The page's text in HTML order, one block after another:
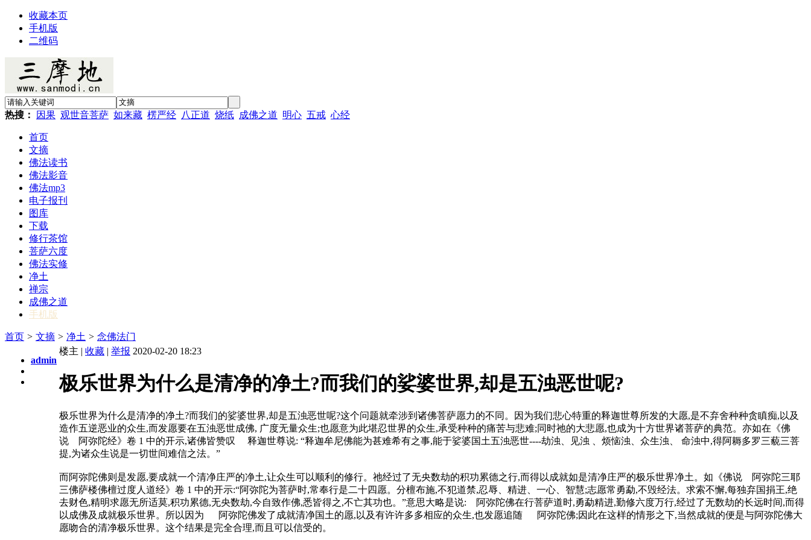
收藏本页
手机版
二维码
热搜： 因果 观世音菩萨 如来藏 楞严经 八正道 烧纸 成佛之道 明心 五戒 心经
首页
文摘
佛法读书
佛法影音
佛法mp3
电子报刊
图库
下载
修行茶馆
菩萨六度
佛法实修
净土
禅宗
成佛之道
手机版
首页 > 文摘 > 净土 > 念佛法门
admin
楼主 | 收藏 | 举报 2020-02-20 18:23
极乐世界为什么是清净的净土?而我们的娑婆世界,却是五浊恶世呢?
极乐世界为什么是清净的净土?而我们的娑婆世界,却是五浊恶世呢?这个问题就牵涉到诸佛菩萨愿力的不同。因为我们悲心特重的释迦世尊所发的大愿,是不弃舍种种贪瞋痴,以及
造作五逆恶业的众生,而发愿要在五浊恶世成佛, 广度无量众生;也愿意为此堪忍世界的众生,承受种种的痛苦与悲难;同时祂的大悲愿,也成为十方世界诸菩萨的典范。亦如在《佛
说 阿弥陀经》卷 1 中的开示,诸佛皆赞叹 释迦世尊说: “释迦牟尼佛能为甚难希有之事,能于娑婆国土五浊恶世----劫浊、见浊 、烦恼浊、众生浊、 命浊中,得阿耨多罗三藐三菩
提,为诸众生说是一切世间难信之法。”
而阿弥陀佛则是发愿,要成就一个清净庄严的净土,让众生可以顺利的修行。祂经过了无央数劫的积功累德之行,而得以成就如是清净庄严的极乐世界净土。如《佛说 阿弥陀三耶
三佛萨楼佛檀过度人道经》卷 1 中的开示:“阿弥陀为菩萨时,常奉行是二十四愿。分檀布施,不犯道禁,忍辱、精进、一心、智慧;志愿常勇勐,不毁经法。求索不懈,每独弃国捐王,绝
去财色,精明求愿无所适莫,积功累德,无央数劫,今自致作佛,悉皆得之,不亡其功也。”意思大略是说: 阿弥陀佛在行菩萨道时,勇勐精进,勤修六度万行,经过了无数劫的长远时间,而得
以成佛及成就极乐世界。所以因为 阿弥陀佛发了成就清净国土的愿,以及有许许多多相应的众生,也发愿追随 阿弥陀佛;因此在这样的情形之下,当然成就的便是与阿弥陀佛大
愿吻合的清净极乐世界。这个结果是完全合理,而且可以信受的。